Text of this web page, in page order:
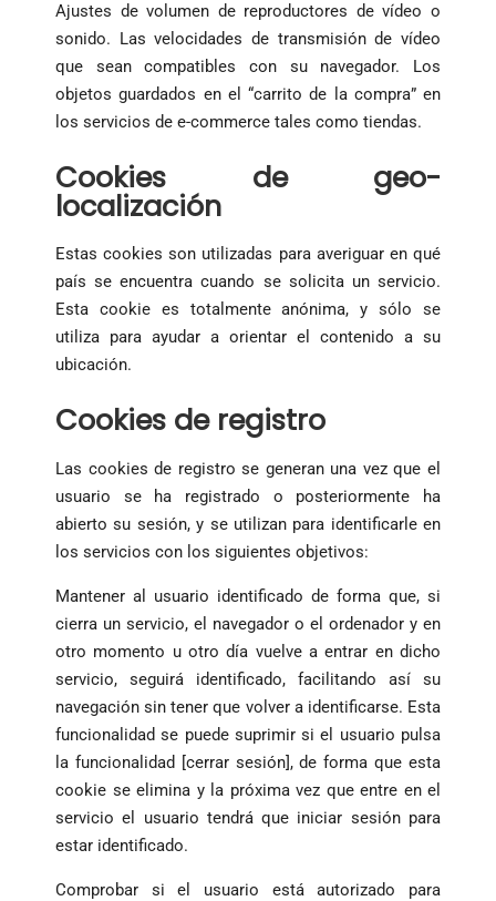
Ajustes de volumen de reproductores de vídeo o
sonido. Las velocidades de transmisión de vídeo
que sean compatibles con su navegador. Los
objetos guardados en el “carrito de la compra” en
los servicios de e-commerce tales como tiendas.
Cookies de geo-
localización
Estas cookies son utilizadas para averiguar en qué
país se encuentra cuando se solicita un servicio.
Esta cookie es totalmente anónima, y sólo se
utiliza para ayudar a orientar el contenido a su
ubicación.
Cookies de registro
Las cookies de registro se generan una vez que el
usuario se ha registrado o posteriormente ha
abierto su sesión, y se utilizan para identificarle en
los servicios con los siguientes objetivos:
Mantener al usuario identificado de forma que, si
cierra un servicio, el navegador o el ordenador y en
otro momento u otro día vuelve a entrar en dicho
servicio, seguirá identificado, facilitando así su
navegación sin tener que volver a identificarse. Esta
funcionalidad se puede suprimir si el usuario pulsa
la funcionalidad [cerrar sesión], de forma que esta
cookie se elimina y la próxima vez que entre en el
servicio el usuario tendrá que iniciar sesión para
estar identificado.
Comprobar si el usuario está autorizado para